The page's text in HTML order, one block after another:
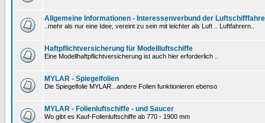
Allgemeine Informationen - Interessenverbund der
..mehr als nur eine Idee, vereint zu sein mit leichter als Luft .. Luftfahrern..
Haftpflichtversicherung für Modellluftschiffe
Eine Modellhaftpflichtversicherung ist auch hier erforderlich ..
MYLAR - Spiegelfolien
Die Spiegelfolie MYLAR...andere Folien funktionieren ebenso
MYLAR - Folienluftschiffe - und Saucer
Wo gibt es Kauf-Folienluftschiffe ab 770 - 1900 mm